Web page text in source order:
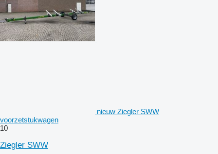
nieuw Ziegler SWW
voorzetstukwagen
10
Ziegler SWW